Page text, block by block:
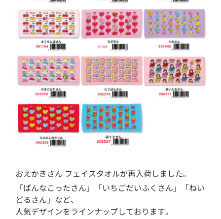
おえかきさん フェイスタオルが再入荷しました。
「ぱんなこったさん」「いちごだいふくさん」「ねい
どるさん」など、
人気デザインをラインナップしております。